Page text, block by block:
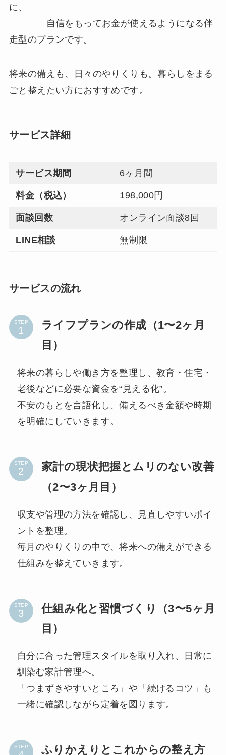
に、
自信をもってお金が使えるようになる伴
走型のプランです。
将来の備えも、日々のやりくりも。暮らしをまる
ごと整えたい方におすすめです。
サービス詳細
サービス期間 6ヶ月間
料金（税込） 198,000円
面談回数 オンライン面談8回
LINE相談 無制限
サービスの流れ
STEP
ライフプランの作成（1〜2ヶ月
目）
将来の暮らしや働き方を整理し、教育・住宅・
老後などに必要な資金を“見える化”。
不安のもとを言語化し、備えるべき金額や時期
を明確にしていきます。
STEP
家計の現状把握とムリのない改善
（2〜3ヶ月目）
収支や管理の方法を確認し、見直しやすいポイ
ントを整理。
毎月のやりくりの中で、将来への備えができる
仕組みを整えていきます。
STEP
仕組み化と習慣づくり（3〜5ヶ月
目）
自分に合った管理スタイルを取り入れ、日常に
馴染む家計管理へ。
「つまずきやすいところ」や「続けるコツ」も
一緒に確認しながら定着を図ります。
STEP ふりかえりとこれからの整え方